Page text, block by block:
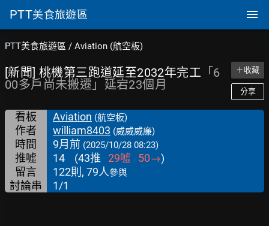
PTT美食旅遊區
PTT美食旅遊區 / Aviation (航空板)
[新聞] 桃機第三跑道延至2032年完工 「6
00多戶尚未搬遷」延宕23個月
＋收藏
分享
看板 Aviation (航空板)
作者 william8403 (威威威廉)
時間 9月前 (2025/10/28 08:23)
推噓 14 (43推 29噓 50→)
留言
122則, 79人參與
討論串 1/1